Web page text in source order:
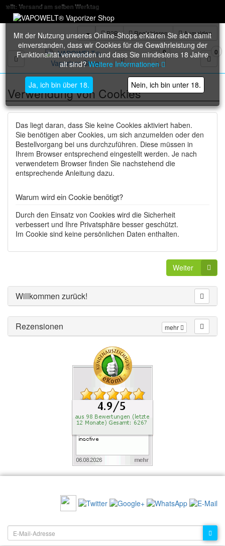
selben Werktag
B2B Registrieren Anmelden
Toggle navigation
0 0
Mit der Nutzung unseres Online-Shops erklären Sie sich damit
einverstanden, dass wir Cookies für die Gewährleistung der
Funktionalität verwenden und dass Sie mindestens 18 Jahre
alt sind?Weitere Informationen
Ja, ich bin über 18. Nein, ich bin unter 18.
Verwendung von Cookies
Das liegt daran, dass Sie keine Cookies aktiviert haben.
Sie benötigen aber Cookies, um sich anzumelden oder den
Bestellvorgang bei uns durchzuführen. Diese müssen in
Ihrem Browser entsprechend eingestellt werden. Je nach
verwendetem Browser finden Sie nachstehend die
entsprechende Anleitung dazu.
Warum wird ein Cookie benötigt?
Durch den Einsatz von Cookies wird die Sicherheit
verbessert und Ihre Privatsphäre besser geschützt.
Im Cookie sind keine persönlichen Daten enthalten.
Weiter
Willkommen zurück!
mehr
Rezensionen